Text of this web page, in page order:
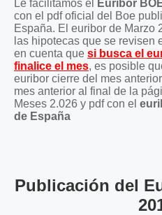
Le facilitamos el Euribor
con el pdf oficial del Boe
España. El euribor de Marzo
las hipotecas que se revisen
en cuenta que si busca el
finalice el mes, es posible
euribor cierre del mes
mes anterior al final de la
Meses 2.026 y pdf con el
de España
Publicación del